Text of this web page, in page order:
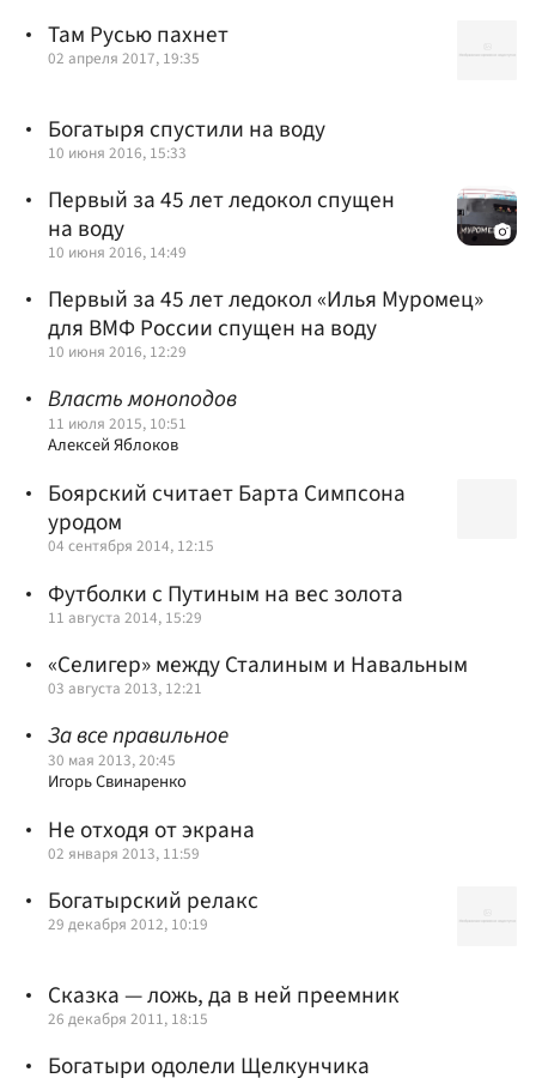
Там Русью пахнет
02 апреля 2017, 19:35
Богатыря спустили на воду
10 июня 2016, 15:33
Первый за 45 лет ледокол спущен
на воду
10 июня 2016, 14:49
Первый за 45 лет ледокол «Илья Муромец»
для ВМФ России спущен на воду
10 июня 2016, 12:29
Власть моноподов
11 июля 2015, 10:51
Алексей Яблоков
Боярский считает Барта Симпсона
уродом
04 сентября 2014, 12:15
Футболки с Путиным на вес золота
11 августа 2014, 15:29
«Селигер» между Сталиным и Навальным
03 августа 2013, 12:21
За все правильное
30 мая 2013, 20:45
Игорь Свинаренко
Не отходя от экрана
02 января 2013, 11:59
Богатырский релакс
29 декабря 2012, 10:19
Сказка — ложь, да в ней преемник
26 декабря 2011, 18:15
Богатыри одолели Щелкунчика